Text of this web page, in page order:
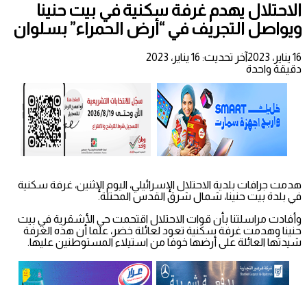
الاحتلال يهدم غرفة سكنية في بيت حنينا
ويواصل التجريف في “أرض الحمراء” بسلوان
16 يناير، 2023
آخر تحديث: 16 يناير، 2023
دقيقة واحدة
هدمت جرافات بلدية الاحتلال الإسرائيلي، اليوم الإثنين، غرفة سكنية
في بلدة بيت حنينا، شمال شرق القدس المحتلة.
وأفادت مراسلتنا بأن قوات الاحتلال اقتحمت حي الأشقرية في بيت
حنينا وهدمت غرفة سكنية تعود لعائلة خضر، علما أن هذه الغرفة
شيدتها العائلة على أرضها خوفا من استيلاء المستوطنين عليها.